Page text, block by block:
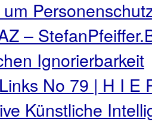
–
Ignorierbarkeit
No 79 | H I E
Künstliche